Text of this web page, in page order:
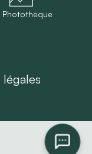
Photothèque